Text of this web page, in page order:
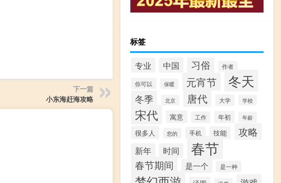
下一篇
小东海赶海攻略
标签
专业 中国 习俗 作者
你可以 保暖 元宵节 冬天
冬季 北京 唐代 大学 学校
宋代 寓意 工作 年初 年龄
很多人 您的 手机 技能 攻略
新年 时间 春节
春节期间 是一个 是一种